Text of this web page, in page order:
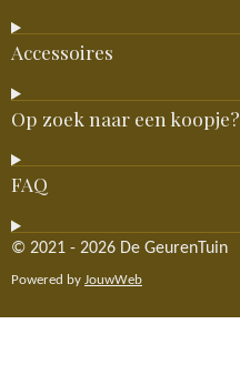
Accessoires
Op zoek naar een koopje?
FAQ
© 2021 - 2026 De GeurenTuin
Powered by JouwWeb